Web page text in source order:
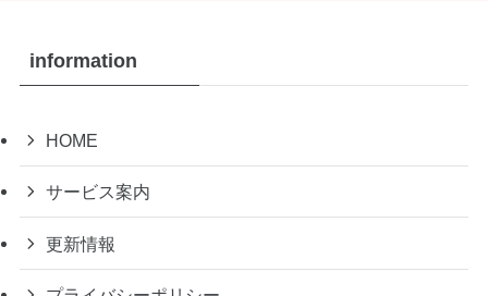
information
HOME
サービス案内
更新情報